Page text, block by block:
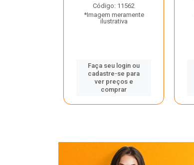
Código: 11562
*Imagem meramente
ilustrativa
Faça seu login ou
cadastre-se para
ver preços e
comprar